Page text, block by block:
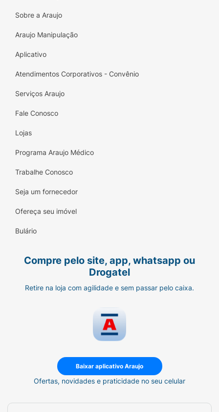
Sobre a Araujo
Araujo Manipulação
Aplicativo
Atendimentos Corporativos - Convênio
Serviços Araujo
Fale Conosco
Lojas
Programa Araujo Médico
Trabalhe Conosco
Seja um fornecedor
Ofereça seu imóvel
Bulário
Compre pelo site, app, whatsapp ou
Drogatel
Retire na loja com agilidade e sem passar pelo caixa.
Baixar aplicativo Araujo
Ofertas, novidades e praticidade no seu celular